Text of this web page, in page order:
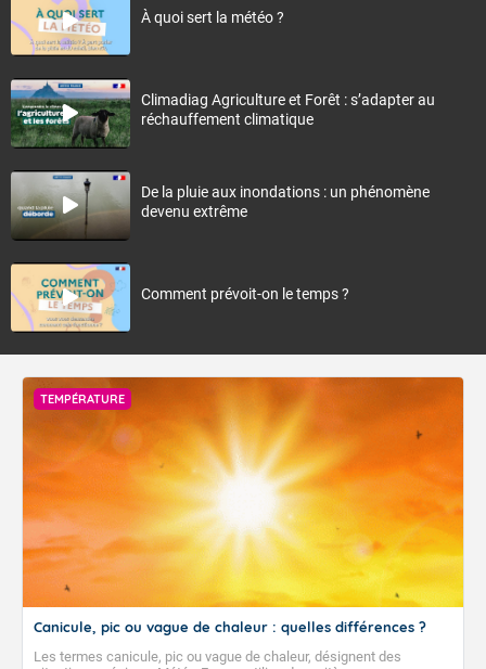
À quoi sert la météo ?
Climadiag Agriculture et Forêt : s’adapter au
réchauffement climatique
De la pluie aux inondations : un phénomène
devenu extrême
Comment prévoit-on le temps ?
TEMPÉRATURE
Canicule, pic ou vague de chaleur : quelles différences ?
Les termes canicule, pic ou vague de chaleur, désignent des